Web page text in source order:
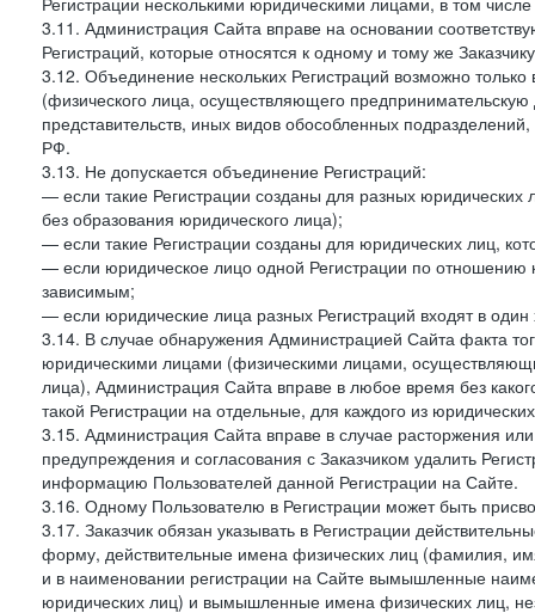
3.11. Администрация Сайта вправе на основании
Регистраций, которые относятся к одному и тому же
3.12. Объединение нескольких Регистраций возможно
(физического лица, осуществляющего
представительств, иных видов обособленных
РФ.
3.13. Не допускается объединение Регистраций:
— если такие Регистрации созданы для разных
без образования юридического лица);
— если такие Регистрации созданы для юридических лиц,
— если юридическое лицо одной Регистрации по отношению
зависимым;
— если юридические лица разных Регистраций входят в
3.14. В случае обнаружения Администрацией Сайта факта
юридическими лицами (физическими лицами,
лица), Администрация Сайта вправе в любое время без
такой Регистрации на отдельные, для каждого из
3.15. Администрация Сайта вправе в случае расторжения
предупреждения и согласования с Заказчиком удалить
информацию Пользователей данной Регистрации на Сайте.
3.16. Одному Пользователю в Регистрации может быть
3.17. Заказчик обязан указывать в Регистрации
форму, действительные имена физических лиц (фамилия,
и в наименовании регистрации на Сайте вымышленные
юридических лиц) и вымышленные имена физических лиц,